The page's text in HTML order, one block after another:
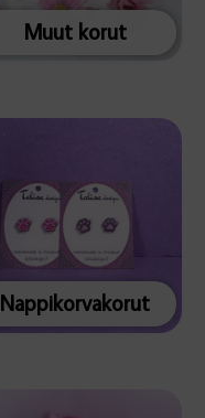
Muut korut
Nappikorvakorut